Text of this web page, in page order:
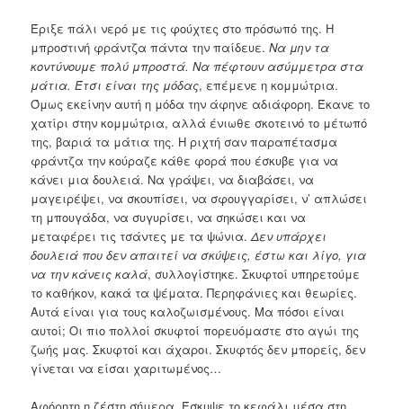
Έριξε πάλι νερό με τις φούχτες στο πρόσωπό της. Η
μπροστινή φράντζα πάντα την παίδευε.Να μην τα
κοντύνουμε πολύ μπροστά. Να πέφτουν ασύμμετρα στα
μάτια. Έτσι είναι της μόδας, επέμενε η κομμώτρια.
Όμως εκείνην αυτή η μόδα την άφηνε αδιάφορη. Έκανε το
χατίρι στην κομμώτρια, αλλά ένιωθε σκοτεινό το μέτωπό
της, βαριά τα μάτια της. Η ριχτή σαν παραπέτασμα
φράντζα την κούραζε κάθε φορά που έσκυβε για να
κάνει μια δουλειά. Να γράψει, να διαβάσει, να
μαγειρέψει, να σκουπίσει, να σφουγγαρίσει, ν’ απλώσει
τη μπουγάδα, να συγυρίσει, να σηκώσει και να
μεταφέρει τις τσάντες με τα ψώνια.Δεν υπάρχει
δουλειά που δεν απαιτεί να σκύψεις, έστω και λίγο, για
να την κάνεις καλά, συλλογίστηκε. Σκυφτοί υπηρετούμε
το καθήκον, κακά τα ψέματα. Περηφάνιες και θεωρίες.
Αυτά είναι για τους καλοζωισμένους. Μα πόσοι είναι
αυτοί; Οι πιο πολλοί σκυφτοί πορευόμαστε στο αγώι της
ζωής μας. Σκυφτοί και άχαροι. Σκυφτός δεν μπορείς, δεν
γίνεται να είσαι χαριτωμένος…